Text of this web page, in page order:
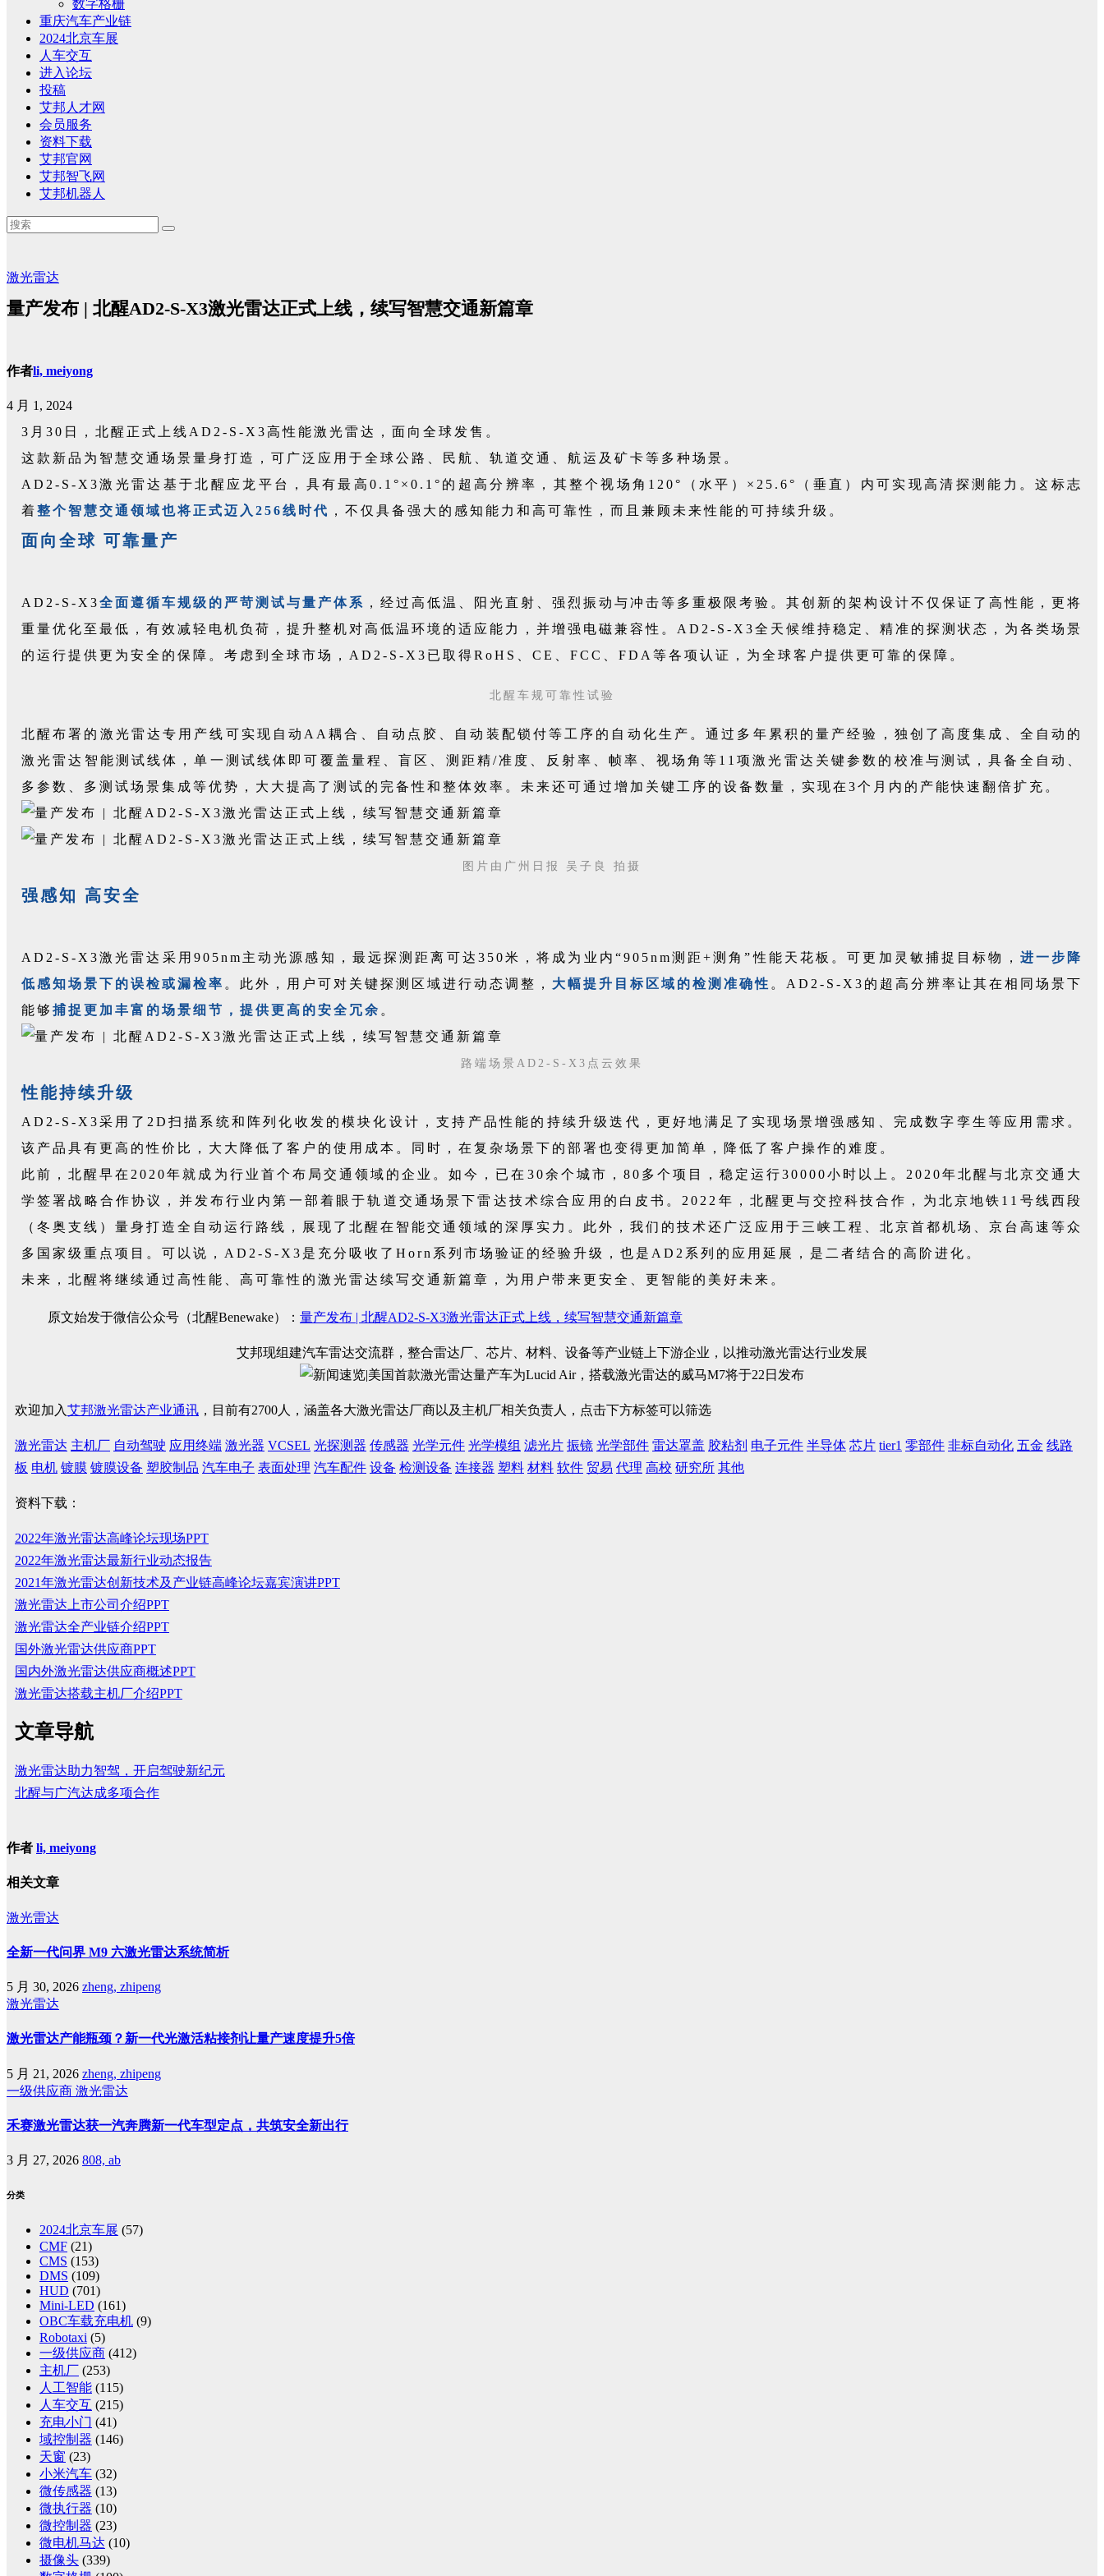
数字格栅
重庆汽车产业链
2024北京车展
人车交互
进入论坛
投稿
艾邦人才网
会员服务
资料下载
艾邦官网
艾邦智飞网
艾邦机器人
激光雷达
量产发布 | 北醒AD2-S-X3激光雷达正式上线，续写智慧交通新篇章
作者li, meiyong
4 月 1, 2024
3月30日，北醒正式上线AD2-S-X3高性能激光雷达，面向全球发售。
这款新品为智慧交通场景量身打造，可广泛应用于全球公路、民航、轨道交通、航运及矿卡等多种场景。
AD2-S-X3激光雷达基于北醒应龙平台，具有最高0.1°×0.1°的超高分辨率，其整个视场角120°（水平）×25.6°（垂直）内可实现高清探测能力。这标志
着整个智慧交通领域也将正式迈入256线时代 ，不仅具备强大的感知能力和高可靠性，而且兼顾未来性能的可持续升级。
面向全球 可靠量产
AD2-S-X3全面遵循车规级的严苛测试与量产体系 ，经过高低温、阳光直射、强烈振动与冲击等多重极限考验。其创新的架构设计不仅保证了高性能，更将
重量优化至最低，有效减轻电机负荷，提升整机对高低温环境的适应能力，并增强电磁兼容性。AD2-S-X3全天候维持稳定、精准的探测状态，为各类场景
的运行提供更为安全的保障。考虑到全球市场，AD2-S-X3已取得RoHS、CE、FCC、FDA等各项认证，为全球客户提供更可靠的保障。
北醒车规可靠性试验
北醒布署的激光雷达专用产线可实现自动AA耦合、自动点胶、自动装配锁付等工序的自动化生产。通过多年累积的量产经验，独创了高度集成、全自动的
激光雷达智能测试线体，单一测试线体即可覆盖量程、盲区、测距精/准度、反射率、帧率、视场角等11项激光雷达关键参数的校准与测试，具备全自动、
多参数、多测试场景集成等优势，大大提高了测试的完备性和整体效率。未来还可通过增加关键工序的设备数量，实现在3个月内的产能快速翻倍扩充。
图片由广州日报 吴子良 拍摄
强感知 高安全
AD2-S-X3激光雷达采用905nm主动光源感知，最远探测距离可达350米，将成为业内“905nm测距+测角”性能天花板。可更加灵敏捕捉目标物， 进一步降
低感知场景下的误检或漏检率 。此外，用户可对关键探测区域进行动态调整， 大幅提升目标区域的检测准确性 。AD2-S-X3的超高分辨率让其在相同场景下
能够 捕捉更加丰富的场景细节，提供更高的安全冗余 。
路端场景AD2-S-X3点云效果
性能持续升级
AD2-S-X3采用了2D扫描系统和阵列化收发的模块化设计，支持产品性能的持续升级迭代，更好地满足了实现场景增强感知、完成数字孪生等应用需求。
该产品具有更高的性价比，大大降低了客户的使用成本。同时，在复杂场景下的部署也变得更加简单，降低了客户操作的难度。
此前，北醒早在2020年就成为行业首个布局交通领域的企业。如今，已在30余个城市，80多个项目，稳定运行30000小时以上。2020年北醒与北京交通大
学签署战略合作协议，并发布行业内第一部着眼于轨道交通场景下雷达技术综合应用的白皮书。2022年，北醒更与交控科技合作，为北京地铁11号线西段
（冬奥支线）量身打造全自动运行路线，展现了北醒在智能交通领域的深厚实力。此外，我们的技术还广泛应用于三峡工程、北京首都机场、京台高速等众
多国家级重点项目。可以说，AD2-S-X3是充分吸收了Horn系列市场验证的经验升级，也是AD2系列的应用延展，是二者结合的高阶进化。
未来，北醒将继续通过高性能、高可靠性的激光雷达续写交通新篇章，为用户带来更安全、更智能的美好未来。
原文始发于微信公众号（北醒Benewake）： 量产发布 | 北醒AD2-S-X3激光雷达正式上线，续写智慧交通新篇章
艾邦现组建汽车雷达交流群，整合雷达厂、芯片、材料、设备等产业链上下游企业，以推动激光雷达行业发展
欢迎加入艾邦激光雷达产业通讯 ，目前有2700人，涵盖各大激光雷达厂商以及主机厂相关负责人，点击下方标签可以筛选
激光雷达 主机厂 自动驾驶 应用终端 激光器 VCSEL 光探测器 传感器 光学元件 光学模组 滤光片 振镜 光学部件 雷达罩盖 胶粘剂 电子元件 半导体 芯片 tier1 零部件 非标自动化 五金 线路
板 电机 镀膜 镀膜设备 塑胶制品 汽车电子 表面处理 汽车配件 设备 检测设备 连接器 塑料 材料 软件 贸易 代理 高校 研究所 其他
资料下载：
2022年激光雷达高峰论坛现场PPT
2022年激光雷达最新行业动态报告
2021年激光雷达创新技术及产业链高峰论坛嘉宾演讲PPT
激光雷达上市公司介绍PPT
激光雷达全产业链介绍PPT
国外激光雷达供应商PPT
国内外激光雷达供应商概述PPT
激光雷达搭载主机厂介绍PPT
文章导航
激光雷达助力智驾，开启驾驶新纪元
北醒与广汽达成多项合作
作者 li, meiyong
相关文章
激光雷达
全新一代问界 M9 六激光雷达系统简析
5 月 30, 2026 zheng, zhipeng
激光雷达
激光雷达产能瓶颈？新一代光激活粘接剂让量产速度提升5倍
5 月 21, 2026 zheng, zhipeng
一级供应商 激光雷达
禾赛激光雷达获一汽奔腾新一代车型定点，共筑安全新出行
3 月 27, 2026 808, ab
分类
2024北京车展 (57)
CMF (21)
CMS (153)
DMS (109)
HUD (701)
Mini-LED (161)
OBC车载充电机 (9)
Robotaxi (5)
一级供应商 (412)
主机厂 (253)
人工智能 (115)
人车交互 (215)
充电小门 (41)
域控制器 (146)
天窗 (23)
小米汽车 (32)
微传感器 (13)
微执行器 (10)
微控制器 (23)
微电机马达 (10)
摄像头 (339)